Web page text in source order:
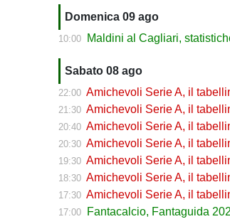
Domenica 09 ago
10:00 Maldini al Cagliari,
Sabato 08 ago
22:00 Amichevoli Serie A, il
21:30 Amichevoli Serie A, il
20:40 Amichevoli Serie A, il
20:30 Amichevoli Serie A, il
19:30 Amichevoli Serie A, il
18:30 Amichevoli Serie A, il
17:30 Amichevoli Serie A, il
17:00 Fantacalcio, Fantaguida